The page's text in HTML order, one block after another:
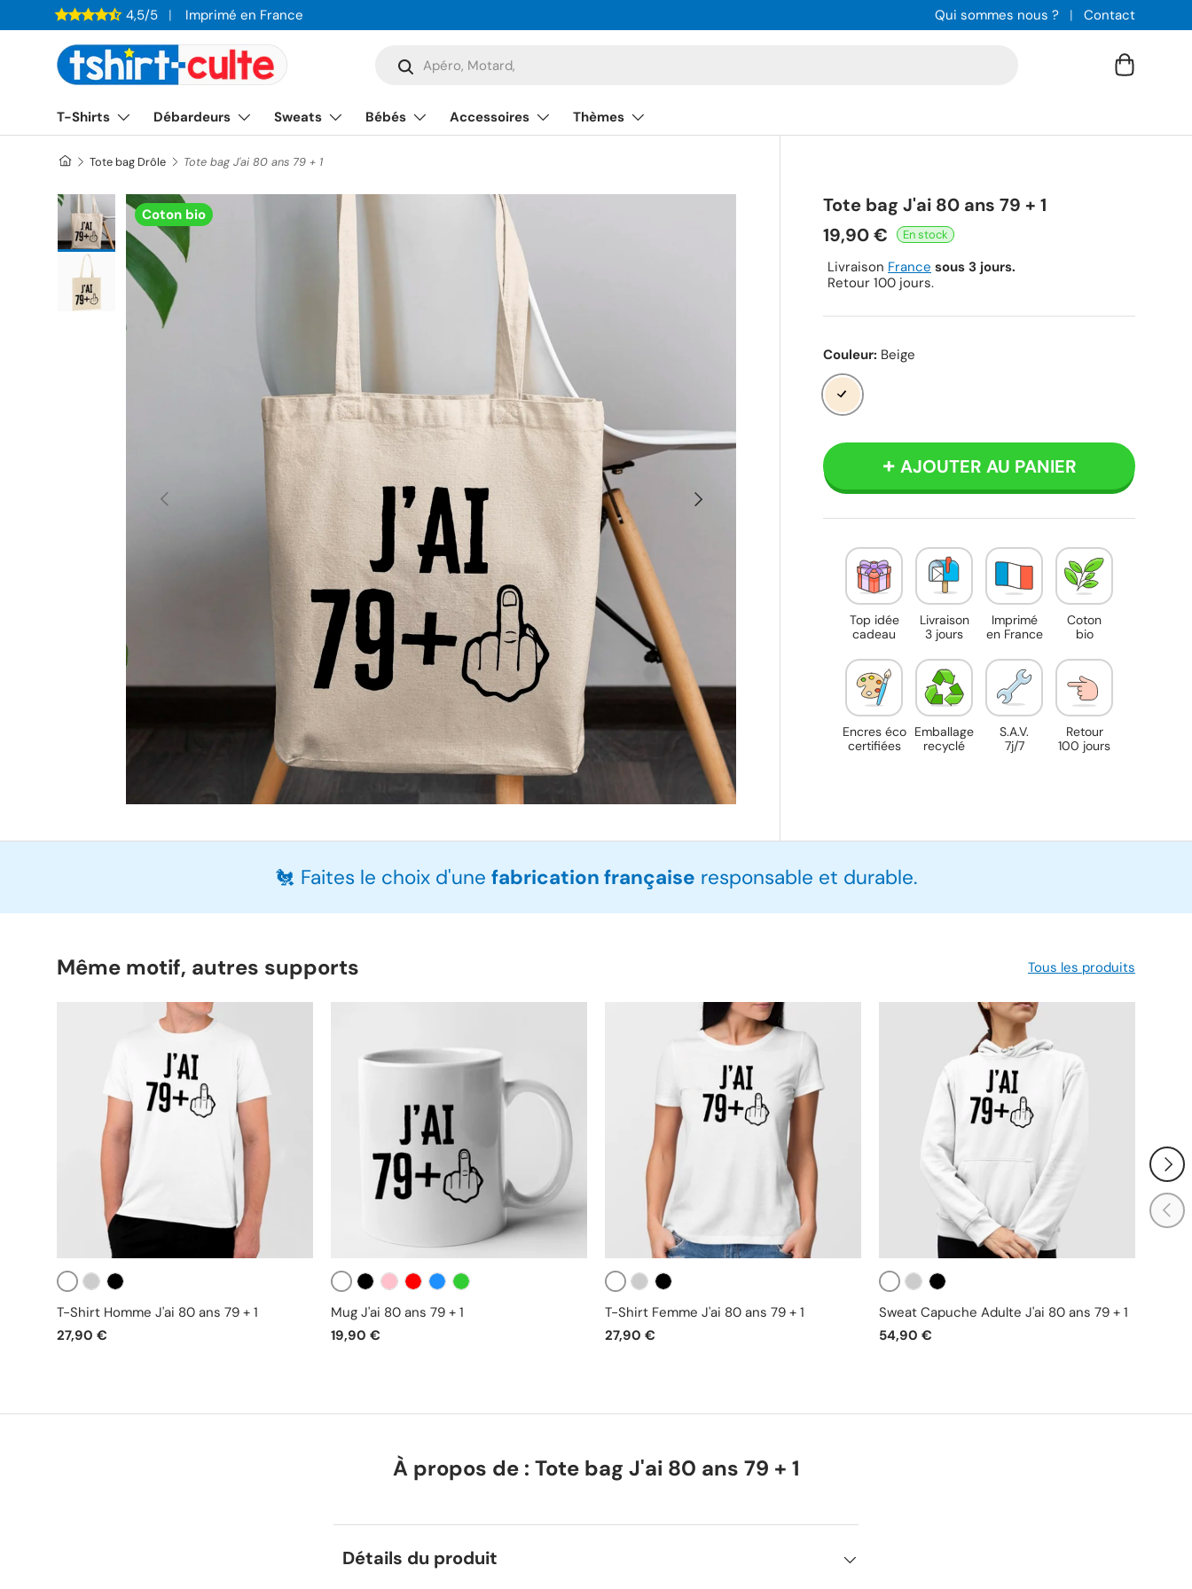
ALLER AU CONTENU
4,5/5 Imprimé en France Qui sommes nous ? Contact
Recherche
Rechercher Panier
T-Shirts Débardeurs Sweats Bébés Accessoires Thèmes
Tote bag Drôle Tote bag J'ai 80 ans 79 + 1
Coton bio
PRÉCÉDENT SUIVANT
Charger l’image 1 dans la vue de galerie
Charger l’image 2 dans la vue de galerie
Tote bag J'ai 80 ans 79 + 1
19,90 €
Livraison France sous 3 jours.
Retour 100 jours.
Couleur: Beige
Beige
AJOUTER AU PANIER
Top idée
cadeau
Livraison
3 jours
Imprimé
en France
Coton
bio
Encres éco
certifiées
Emballage
recyclé
S.A.V.
7j/7
Retour
100 jours
🐔 Faites le choix d'une fabrication française responsable et durable.
Même motif, autres supports Tous les produits
Blanc
T-Shirt Homme J'ai 80 ans 79 + 1
27,90 €
Blanc
Mug J'ai 80 ans 79 + 1
19,90 €
Blanc
T-Shirt Femme J'ai 80 ans 79 + 1
27,90 €
Blanc
Sweat Capuche Adulte J'ai 80 ans 79 + 1
54,90 €
À propos de : Tote bag J'ai 80 ans 79 + 1
Détails du produit